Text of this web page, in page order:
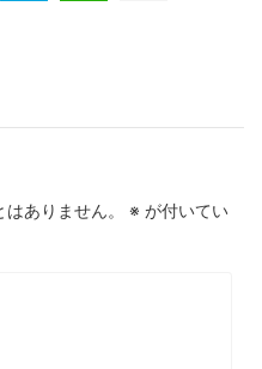
ありません。 ※ が付いてい